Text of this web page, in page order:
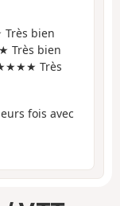
bien
bien
Très
fois avec